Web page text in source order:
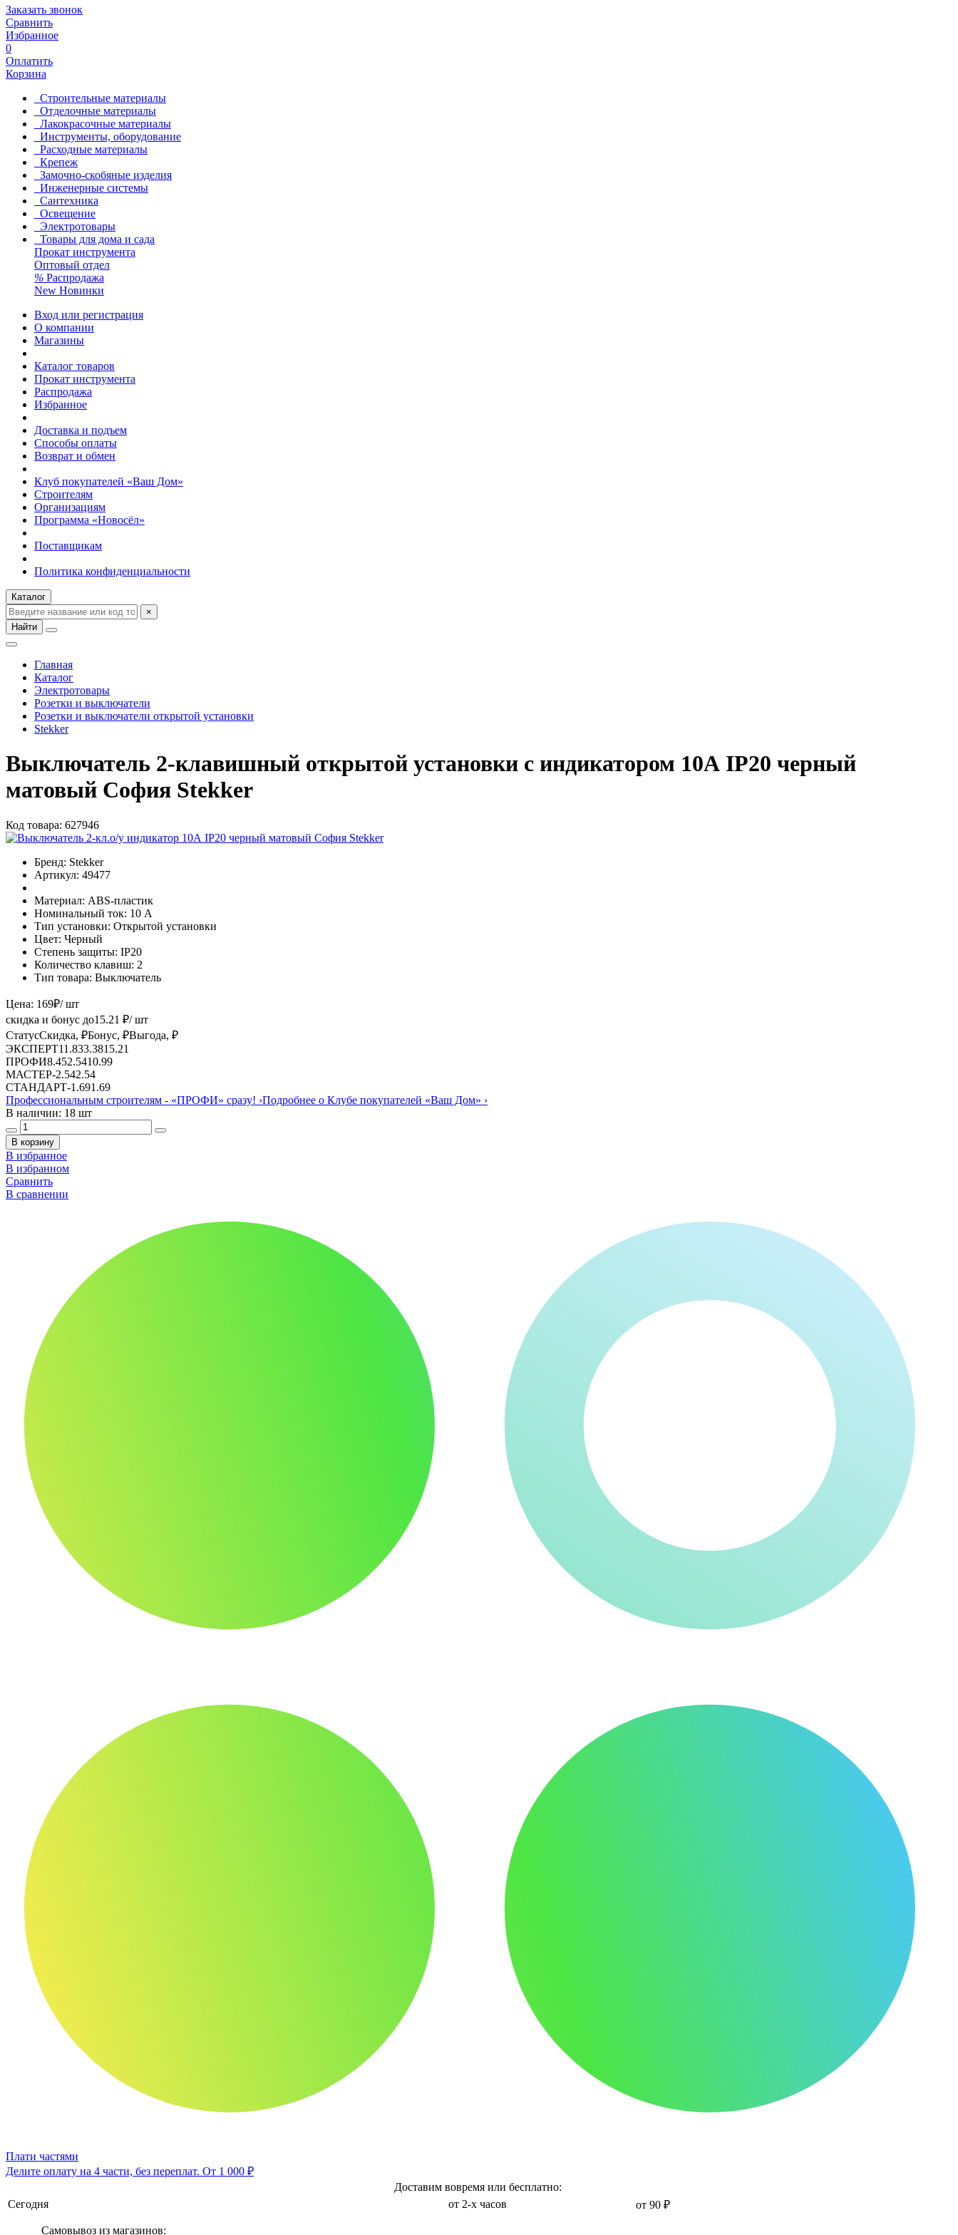
Заказать звонок
Сравнить
Избранное
0
Оплатить
Корзина
Строительные материалы
Отделочные материалы
Лакокрасочные материалы
Инструменты, оборудование
Расходные материалы
Крепеж
Замочно-скобяные изделия
Инженерные системы
Сантехника
Освещение
Электротовары
Товары для дома и сада
Прокат инструмента
Оптовый отдел
% Распродажа
New Новинки
Вход или регистрация
О компании
Магазины
Каталог товаров
Прокат инструмента
Распродажа
Избранное
Доставка и подъем
Способы оплаты
Возврат и обмен
Клуб покупателей «Ваш Дом»
Строителям
Организациям
Программа «Новосёл»
Поставщикам
Политика конфиденциальности
Каталог
×
Найти
Главная
Каталог
Электротовары
Розетки и выключатели
Розетки и выключатели открытой установки
Stekker
Выключатель 2-клавишный открытой установки с индикатором 10А IP20 черный
матовый София Stekker
Код товара: 627946
Бренд: Stekker
Артикул: 49477
Материал: ABS-пластик
Номинальный ток: 10 А
Тип установки: Открытой установки
Цвет: Черный
Степень защиты: IP20
Количество клавиш: 2
Тип товара: Выключатель
Цена: 169₽/ шт
скидка и бонус до15.21 ₽/ шт
СтатусСкидка, ₽Бонус, ₽Выгода, ₽
ЭКСПЕРТ11.833.3815.21
ПРОФИ8.452.5410.99
МАСТЕР-2.542.54
СТАНДАРТ-1.691.69
Профессиональным строителям - «ПРОФИ» сразу! ›Подробнее о Клубе покупателей «Ваш Дом» ›
В наличии: 18 шт
В корзину
В избранное
В избранном
Сравнить
В сравнении
Плати частями
Делите оплату на 4 части, без переплат. От 1 000 ₽
Доставим вовремя или бесплатно:
Сегодня
от 2-х часов от 90 ₽
Самовывоз из магазинов: